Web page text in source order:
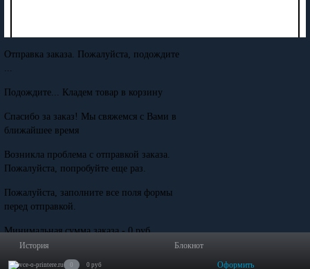
История Блокнот
0 0 руб Оформить
Отправка заказа. Пожалуйста, подождите
...
Подождите... Кладем товар в корзину
Спасибо за заказ! Мы свяжемся с Вами в
ближайшее время
Возникла проблема с отправкой заказа.
Пожалуйста, попробуйте еще раз.
Пожалуйста, заполните все поля формы
перед отправкой.
Минимальная сумма заказа - 0 руб.